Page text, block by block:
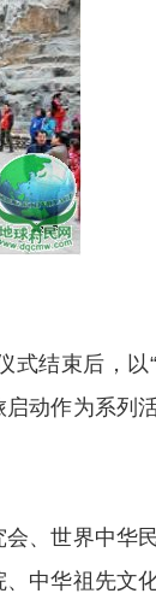
式结束后，以
动作为系列
、世界中华
中华祖先文